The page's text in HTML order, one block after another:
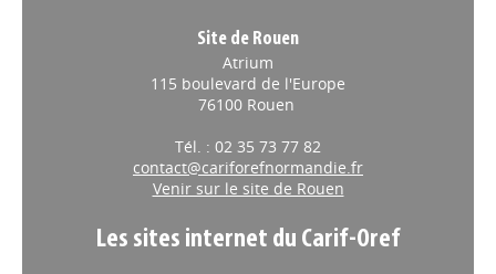
Site de Rouen
Atrium
115 boulevard de l'Europe
76100 Rouen
Tél. : 02 35 73 77 82
contact@cariforefnormandie.fr
Venir sur le site de Rouen
Les sites internet du Carif-Oref